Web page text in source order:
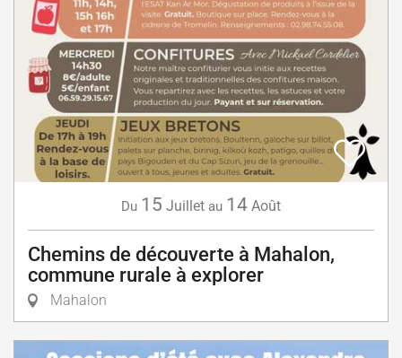
Du 15 Juillet au 14 Août
Chemins de découverte à Mahalon,
commune rurale à explorer
Mahalon